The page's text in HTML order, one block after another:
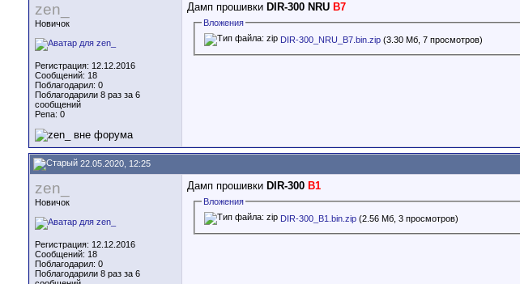
zen_
Новичок
Регистрация: 12.12.2016
Сообщений: 18
Поблагодарил: 0
Поблагодарили 8 раз за 6
сообщений
Репа: 0
Дамп прошивки DIR-300 NRU B7
Вложения
DIR-300_NRU_B7.bin.zip (3.30 Мб, 7 просмотров)
22.05.2020, 12:25
zen_
Новичок
Регистрация: 12.12.2016
Сообщений: 18
Поблагодарил: 0
Поблагодарили 8 раз за 6
Дамп прошивки DIR-300 B1
Вложения
DIR-300_B1.bin.zip (2.56 Мб, 3 просмотров)